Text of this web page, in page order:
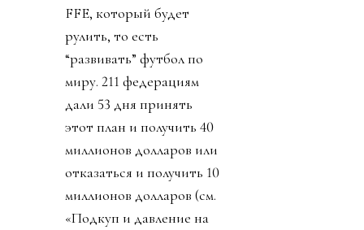
FFE, который будет
рулить, то есть
“развивать” футбол по
миру. 211 федерациям
дали 53 дня принять
этот план и получить 40
миллионов долларов или
отказаться и получить 10
миллионов долларов (см.
«Подкуп и давление на